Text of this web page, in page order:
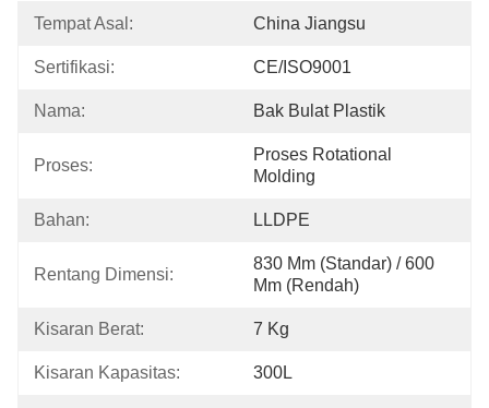
Tempat Asal: China Jiangsu
Sertifikasi: CE/ISO9001
Nama: Bak Bulat Plastik
Proses:
Proses Rotational
Molding
Bahan: LLDPE
Rentang Dimensi:
830 Mm (Standar) / 600
Mm (Rendah)
Kisaran Berat: 7 Kg
Kisaran Kapasitas: 300L